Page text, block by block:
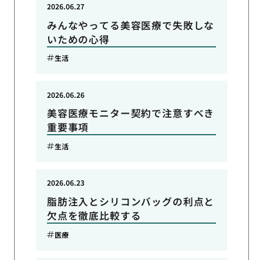
みんなやってる美容医療で失敗しな
いための心得
2026.06.27
生活
美容医療モニター契約で注意すべき
重要事項
2026.06.26
生活
脂肪注入とシリコンバッグの利点と
欠点を徹底比較する
2026.06.23
医療